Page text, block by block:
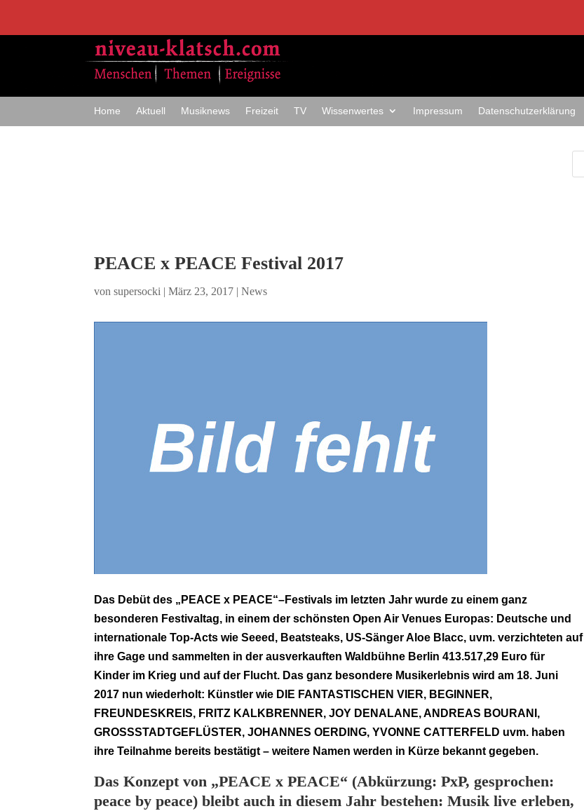
Home Aktuell Musiknews Freizeit TV Wissenwertes Impressum Datenschutzerklärung
PEACE x PEACE Festival 2017
vonsupersocki |März 23, 2017 |News
Das Debüt des „PEACE x PEACE“–Festivals im letzten Jahr wurde zu einem ganz
besonderen Festivaltag, in einem der schönsten Open Air Venues Europas: Deutsche und
internationale Top-Acts wie Seeed, Beatsteaks, US-Sänger Aloe Blacc, uvm. verzichteten auf
ihre Gage und sammelten in der ausverkauften Waldbühne Berlin 413.517,29 Euro für
Kinder im Krieg und auf der Flucht. Das ganz besondere Musikerlebnis wird am 18. Juni
2017 nun wiederholt: Künstler wie DIE FANTASTISCHEN VIER, BEGINNER,
FREUNDESKREIS, FRITZ KALKBRENNER, JOY DENALANE, ANDREAS BOURANI,
GROSSSTADTGEFLÜSTER, JOHANNES OERDING, YVONNE CATTERFELD uvm. haben
ihre Teilnahme bereits bestätigt – weitere Namen werden in Kürze bekannt gegeben.
Das Konzept von „PEACE x PEACE“ (Abkürzung: PxP, gesprochen:
peace by peace) bleibt auch in diesem Jahr bestehen: Musik live erleben,